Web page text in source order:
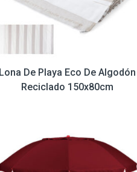
Lona De Playa Eco De Algodón
Reciclado 150x80cm